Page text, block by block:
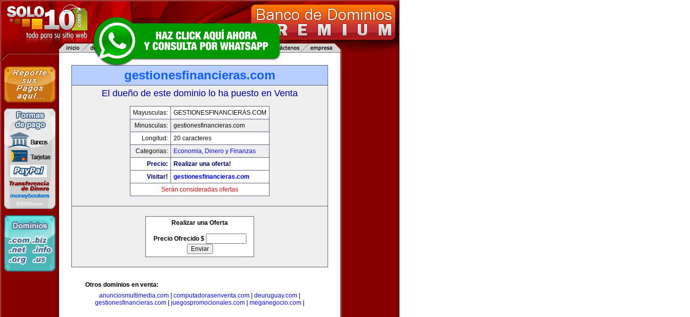
gestionesfinancieras.com
El dueño de este dominio lo ha puesto en Venta
Mayusculas:
GESTIONESFINANCIERAS.COM
Minusculas:
gestionesfinancieras.com
Longitud:
20 caracteres
Categorias:
Economia, Dinero y Finanzas
Precio:
Realizar una oferta!
Visitar!
gestionesfinancieras.com
Serán consideradas ofertas
Realizar una Oferta
Precio Ofrecido $
Otros dominios en venta:
anunciosmultimedia.com
computadorasenventa.com deuruguay.com
gestionesfinancieras.com
juegospromocionales.com meganegocio.com